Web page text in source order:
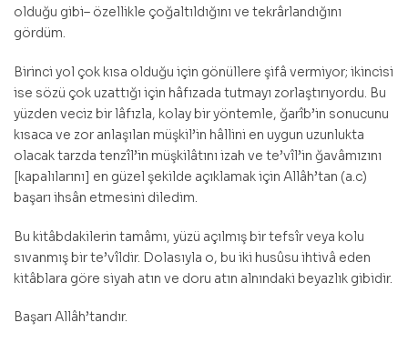
olduğu gibi– özellikle çoğaltıldığını ve tekrârlandığını
gördüm.
Birinci yol çok kısa olduğu için gönüllere şifâ vermiyor; ikincisi
ise sözü çok uzattığı için hâfızada tutmayı zorlaştırıyordu. Bu
yüzden veciz bir lâfızla, kolay bir yöntemle, ğarîb’in sonucunu
kısaca ve zor anlaşılan müşkil’in hâllini en uygun uzunlukta
olacak tarzda tenzîl’in müşkilâtını izah ve te’vîl’in ğavâmızını
[kapalılarını] en güzel şekilde açıklamak için Allâh’tan (a.c)
başarı ihsân etmesini diledim.
Bu kitâbdakilerin tamâmı, yüzü açılmış bir tefsîr veya kolu
sıvanmış bir te’vîldir. Dolasıyla o, bu iki husûsu ihtivâ eden
kitâblara göre siyah atın ve doru atın alnındaki beyazlık gibidir.
Başarı Allâh’tandır.